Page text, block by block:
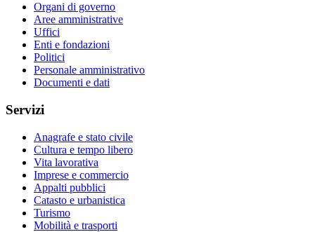
Organi di governo
Aree amministrative
Uffici
Enti e fondazioni
Politici
Personale amministrativo
Documenti e dati
Servizi
Anagrafe e stato civile
Cultura e tempo libero
Vita lavorativa
Imprese e commercio
Appalti pubblici
Catasto e urbanistica
Turismo
Mobilità e trasporti